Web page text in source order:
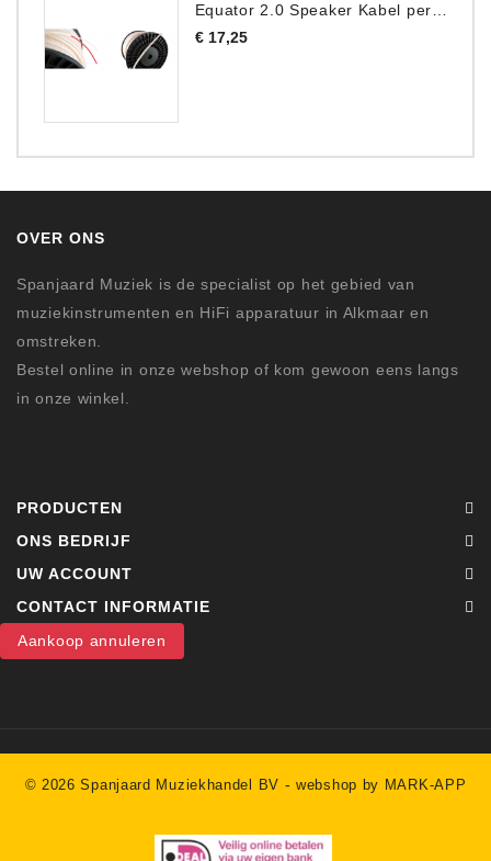
Equator 2.0 Speaker Kabel per meter
€ 17,25Prijs
OVER ONS
Spanjaard Muziek is de specialist op het gebied van
muziekinstrumenten en HiFi apparatuur in Alkmaar en
omstreken.
Bestel online in onze webshop of kom gewoon eens langs
in onze winkel.
PRODUCTEN
ONS BEDRIJF
UW ACCOUNT
CONTACT INFORMATIE
Aankoop annuleren
© 2026 Spanjaard Muziekhandel BV -webshop by MARK-APP